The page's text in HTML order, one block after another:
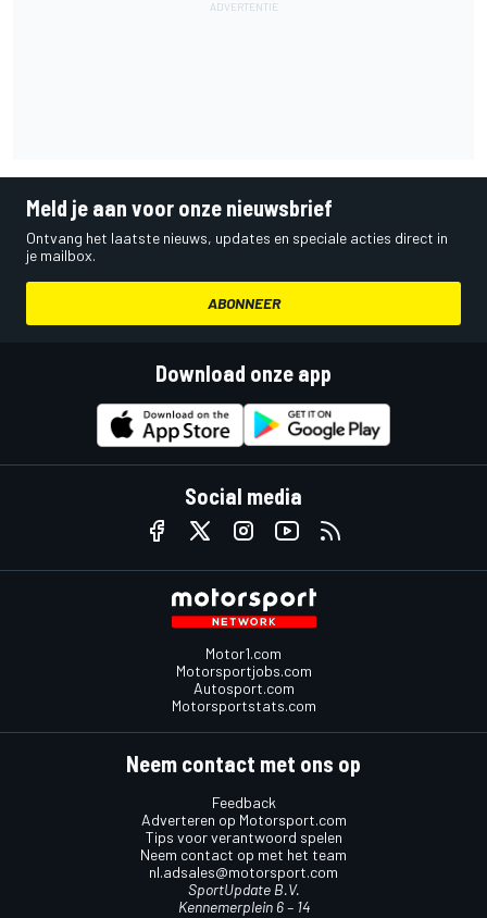
Meld je aan voor onze nieuwsbrief
Ontvang het laatste nieuws, updates en speciale acties direct in
je mailbox.
ABONNEER
Download onze app
Social media
Motor1.com
Motorsportjobs.com
Autosport.com
Motorsportstats.com
Neem contact met ons op
Feedback
Adverteren op Motorsport.com
Tips voor verantwoord spelen
Neem contact op met het team
nl.adsales@motorsport.com
SportUpdate B.V.
Kennemerplein 6 – 14